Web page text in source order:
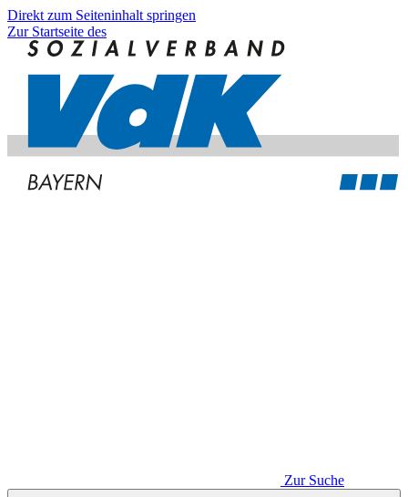
Direkt zum Seiteninhalt springen
Zur Startseite des
Zur Suche